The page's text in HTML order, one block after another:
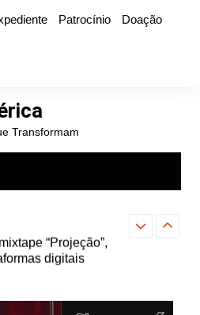
Patrocínio
Doação
Transformam
digitais
Farofa